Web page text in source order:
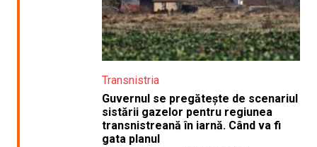
Transnistria
Guvernul se pregătește de scenariul
sistării gazelor pentru regiunea
transnistreană în iarnă. Când va fi
gata planul